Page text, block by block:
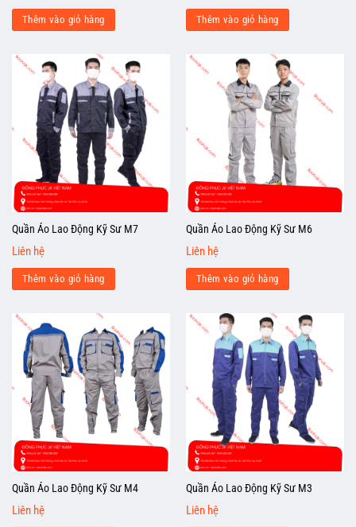
Thêm vào giỏ hàng Thêm vào giỏ hàng
Quần Áo Lao Động Kỹ Sư M7
Liên hệ
Thêm vào giỏ hàng
Quần Áo Lao Động Kỹ Sư M6
Liên hệ
Thêm vào giỏ hàng
Quần Áo Lao Động Kỹ Sư M4
Liên hệ
Quần Áo Lao Động Kỹ Sư M3
Liên hệ